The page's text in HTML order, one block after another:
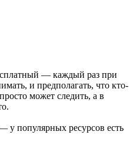
— каждый раз при
и предполагать, что кто-
может следить, а в
у популярных ресурсов есть